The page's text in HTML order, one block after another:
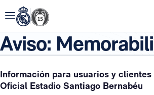
Aviso:
Información para usuarios y
Oficial Estadio Santiago Bernabéu